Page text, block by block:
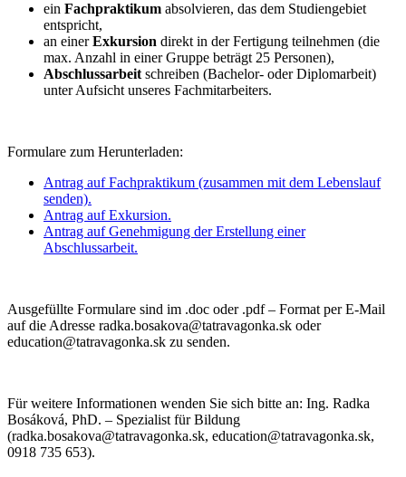
ein Fachpraktikum absolvieren, das dem Studiengebiet
entspricht,
an einerExkursion direkt in der Fertigung teilnehmen (die
max. Anzahl in einer Gruppe beträgt 25 Personen),
Abschlussarbeit schreiben (Bachelor- oder Diplomarbeit)
unter Aufsicht unseres Fachmitarbeiters.
Formulare zum Herunterladen:
Antrag auf Fachpraktikum (zusammen mit dem Lebenslauf
senden).
Antrag auf Exkursion.
Antrag auf Genehmigung der Erstellung einer
Abschlussarbeit.
Ausgefüllte Formulare sind im .doc oder .pdf – Format per E-Mail
auf die Adresse radka.bosakova@tatravagonka.sk oder
education@tatravagonka.sk zu senden.
Für weitere Informationen wenden Sie sich bitte an: Ing. Radka
Bosáková, PhD. – Spezialist für Bildung
(radka.bosakova@tatravagonka.sk, education@tatravagonka.sk,
0918 735 653).